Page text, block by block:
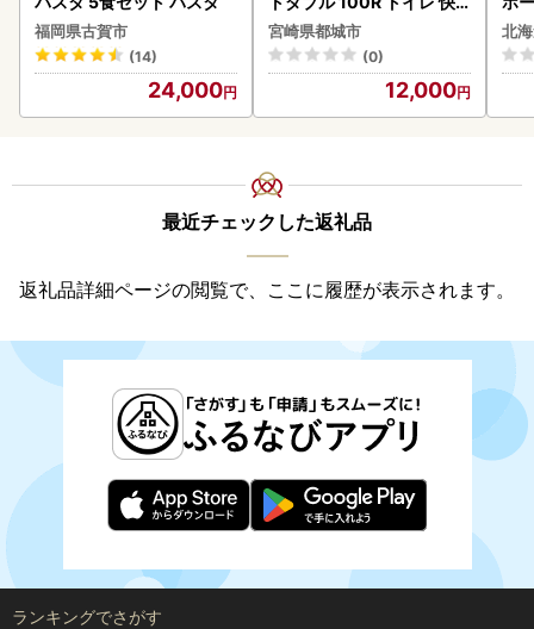
福岡県古賀市
(14)
24,000
速〔12-I5-TP100-R〕
宮崎県都城市
(0)
12,000
( 飲
ク
贈
い
北
最近チェックした返礼品
返礼品詳細ページの閲覧で、ここに履歴が表示されます。
ランキングでさがす